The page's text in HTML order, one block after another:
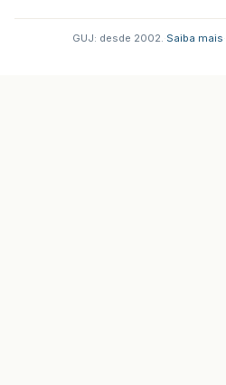
GUJ: desde 2002. Saiba mais